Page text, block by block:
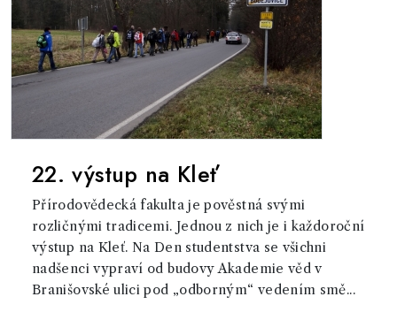
22. výstup na Kleť
Přírodovědecká fakulta je pověstná svými
rozličnými tradicemi. Jednou z nich je i každoroční
výstup na Kleť. Na Den studentstva se všichni
nadšenci vypraví od budovy Akademie věd v
Branišovské ulici pod „odborným“ vedením smě...